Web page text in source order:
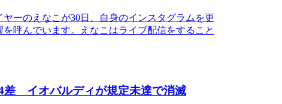
ーのえなこが30日、自身のインスタグラムを更
呼んでいます。えなこはライブ配信をすること
差 イオバルディが規定未達で消滅